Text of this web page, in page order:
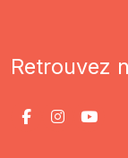
Retrouvez